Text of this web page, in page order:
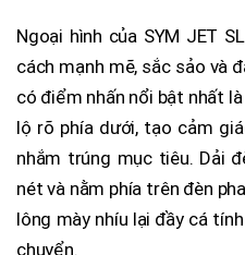
Ngoại hình của SYM JET
cách mạnh mẽ, sắc sảo và
có điểm nhấn nổi bật nhất
lộ rõ phía dưới, tạo cảm
nhắm trúng mục tiêu. Dải
nét và nằm phía trên đèn
lông mày nhíu lại đầy cá
chuyển.